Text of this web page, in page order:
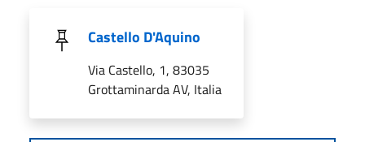
Castello D'Aquino
Via Castello, 1, 83035
Grottaminarda AV, Italia